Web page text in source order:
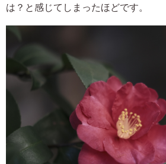
は？と感じてしまったほどです。